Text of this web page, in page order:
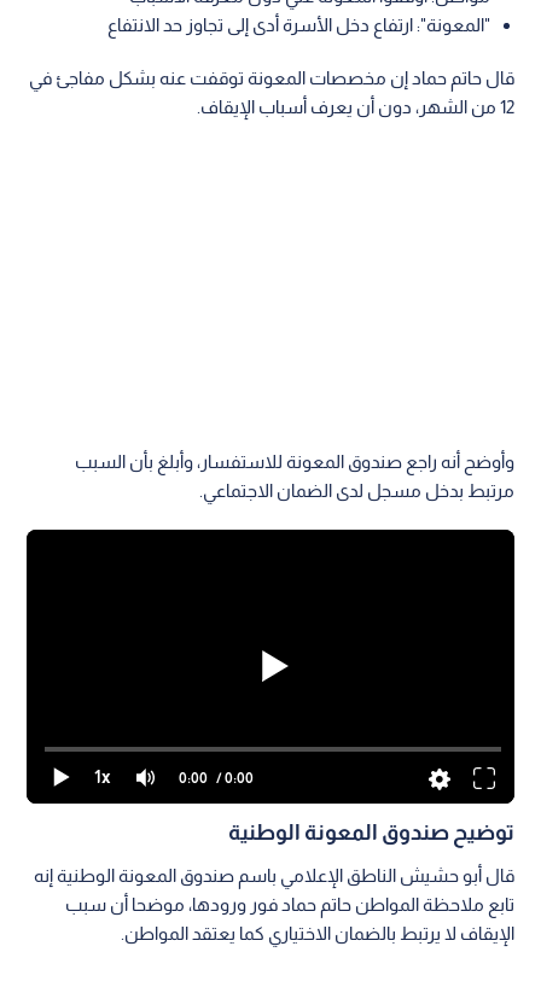
"المعونة": ارتفاع دخل الأسرة أدى إلى تجاوز حد الانتفاع
قال حاتم حماد إن مخصصات المعونة توقفت عنه بشكل مفاجئ في
12 من الشهر، دون أن يعرف أسباب الإيقاف.
وأوضح أنه راجع صندوق المعونة للاستفسار، وأبلغ بأن السبب
مرتبط بدخل مسجل لدى الضمان الاجتماعي.
1x 0:00 / 0:00
توضيح صندوق المعونة الوطنية
قال أبو حشيش الناطق الإعلامي باسم صندوق المعونة الوطنية إنه
تابع ملاحظة المواطن حاتم حماد فور ورودها، موضحا أن سبب
الإيقاف لا يرتبط بالضمان الاختياري كما يعتقد المواطن.